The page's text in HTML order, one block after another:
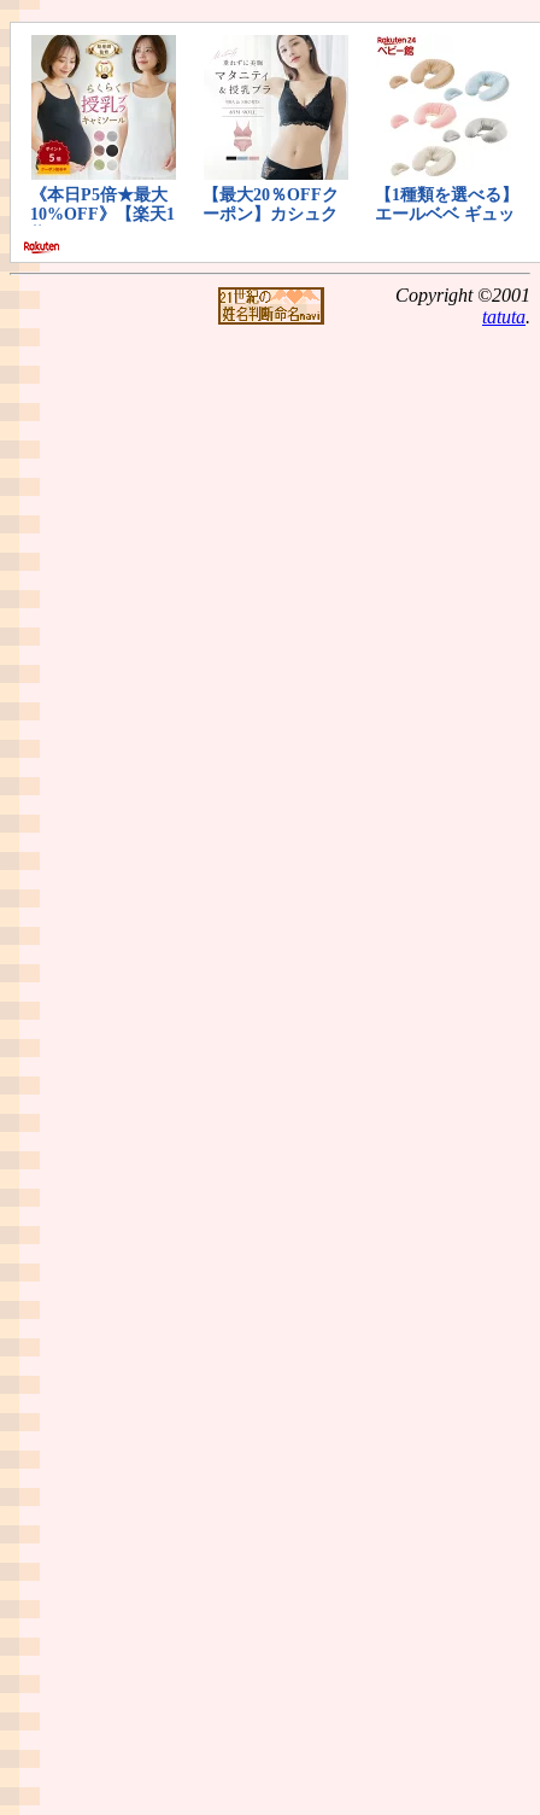
Copyright ©2001
tatuta.